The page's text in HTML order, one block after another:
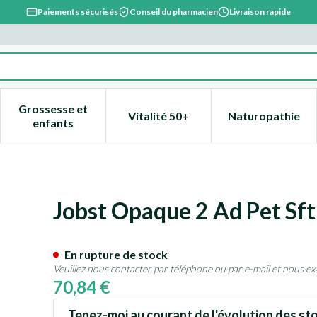
Paiements sécurisés Conseil du pharmacien Livraison rapide
Beauté, soins et hygiène
menu pour la catégorie Régime, alimentation &
Grossesse et
enfantsAfficher le sous-menu pour la catégorie
Vitalité 50+Afficher le sous-menu pour la
Naturopathie
Afficher
Vi Pair
Jobst Opaque 2 Ad Pet
70,84 €
En rupture de stock
Veuillez nous contacter par téléphone ou par e-mail et nous